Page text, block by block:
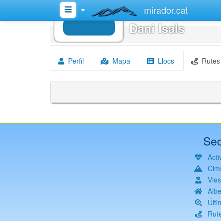
mirador.cat
Inici Dani Isals Dani Isals
Perfil Mapa Llocs Rutes